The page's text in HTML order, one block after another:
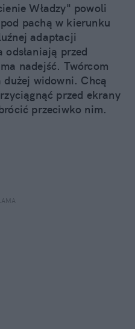
Władzy" powoli
pachą w kierunku
adaptacji
przed
nadejść. Twórcom
dużej widowni. Chcą
przed ekrany
przeciwko nim.